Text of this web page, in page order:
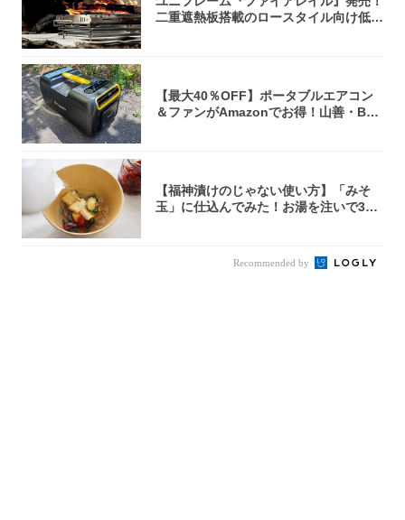
二重遮熱板搭載のロースタイル向け低型
【最大40％OFF】ポータブルエアコン
＆ファンがAmazonでお得！山善・Bo
【福神漬けのじゃない使い方】「みそ
玉」に仕込んでみた！お湯を注いで30
Recommended by